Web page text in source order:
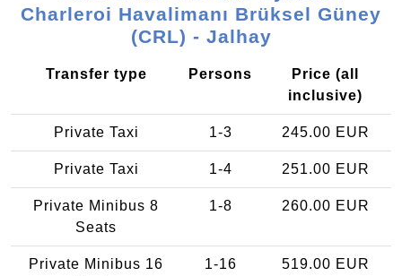
Charleroi Havalimanı Brüksel Güney
(CRL) - Jalhay
Transfer type Persons
Price (all
inclusive)
Private Taxi 1-3 245.00 EUR
Private Taxi 1-4 251.00 EUR
Private Minibus 8
Seats
1-8 260.00 EUR
Private Minibus 16
1-16 519.00 EUR